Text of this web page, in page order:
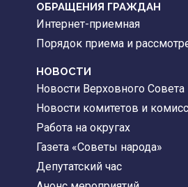
ОБРАЩЕНИЯ ГРАЖДАН
Интернет-приемная
Порядок приема и
НОВОСТИ
Новости Верховного Совета
Новости комитетов и
Работа на округах
Газета «Советы народа»
Депутатский час